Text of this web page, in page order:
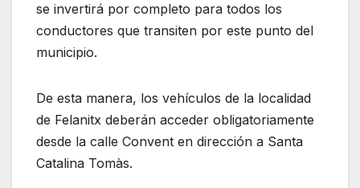
se invertirá por completo para todos los
conductores que transiten por este punto del
municipio.
De esta manera, los vehículos de la localidad
de Felanitx deberán acceder obligatoriamente
desde la calle Convent en dirección a Santa
Catalina Tomàs.